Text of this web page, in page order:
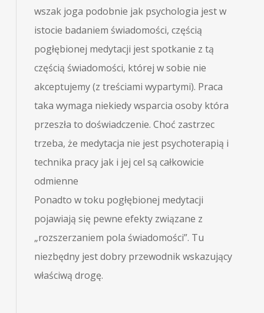
wszak joga podobnie jak psychologia jest w
istocie badaniem świadomości, częścią
pogłębionej medytacji jest spotkanie z tą
częścią świadomości, której w sobie nie
akceptujemy (z treściami wypartymi). Praca
taka wymaga niekiedy wsparcia osoby która
przeszła to doświadczenie. Choć zastrzec
trzeba, że medytacja nie jest psychoterapią i
technika pracy jak i jej cel są całkowicie
odmienne
Ponadto w toku pogłębionej medytacji
pojawiają się pewne efekty związane z
„rozszerzaniem pola świadomości”. Tu
niezbędny jest dobry przewodnik wskazujący
właściwą drogę.